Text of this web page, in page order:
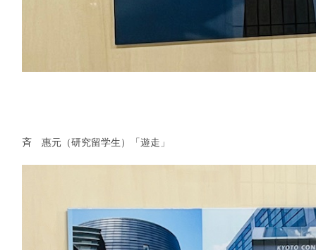
斉 惠元（研究留学生）「遊走」